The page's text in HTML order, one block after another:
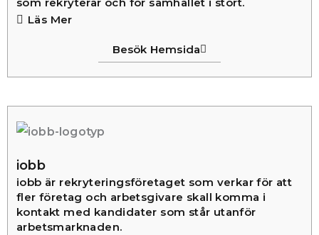
Besök Hemsida
Läs Mer
iobb
iobb är rekryteringsföretaget som verkar för att
fler företag och arbetsgivare skall komma i
kontakt med kandidater som står utanför
arbetsmarknaden.